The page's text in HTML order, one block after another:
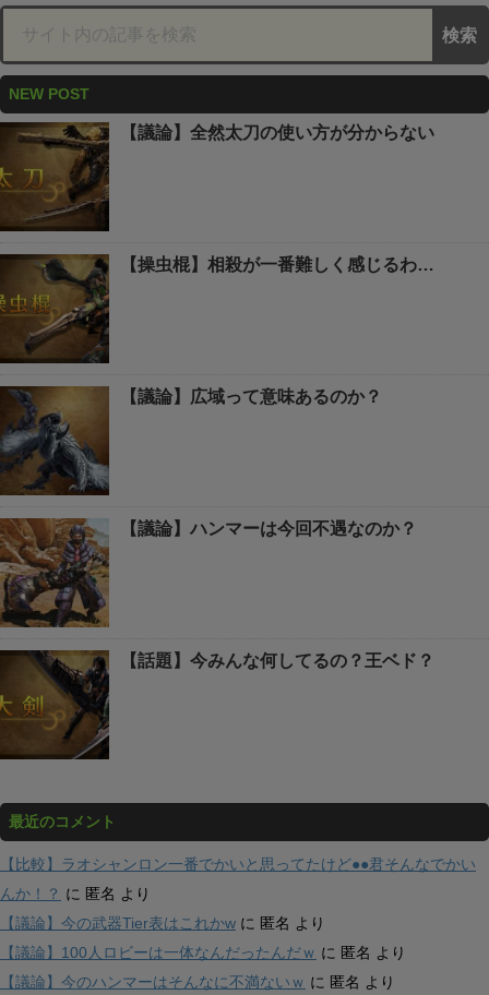
NEW POST
【議論】全然太刀の使い方が分からない
【操虫棍】相殺が一番難しく感じるわ…
【議論】広域って意味あるのか？
【議論】ハンマーは今回不遇なのか？
【話題】今みんな何してるの？王ベド？
最近のコメント
【比較】ラオシャンロン一番でかいと思ってたけど●●君そんなでかい
んか！？ に 匿名 より
【議論】今の武器Tier表はこれかw に 匿名 より
【議論】100人ロビーは一体なんだったんだｗ に 匿名 より
【議論】今のハンマーはそんなに不満ないｗ に 匿名 より